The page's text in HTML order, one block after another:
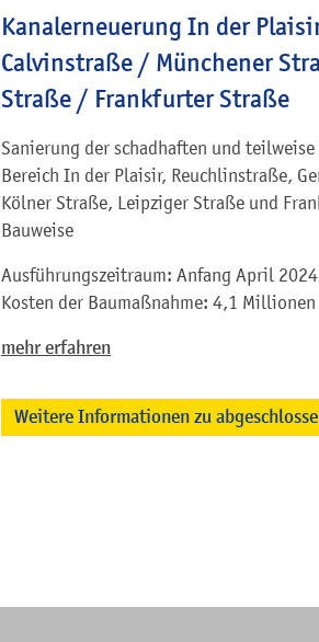
Kanalerneuerung In der
Calvinstraße / Münchener
Straße / Frankfurter Straße
Sanierung der schadhaften und
Bereich In der Plaisir, Reuchlinstraße,
Kölner Straße, Leipziger Straße und
Bauweise
Ausführungszeitraum: Anfang April
Kosten der Baumaßnahme: 4,1 Millionen
mehr erfahren
Weitere Informationen zu